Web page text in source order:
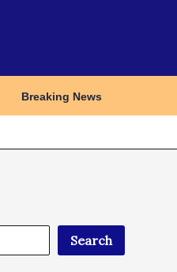
Breaking News
Search